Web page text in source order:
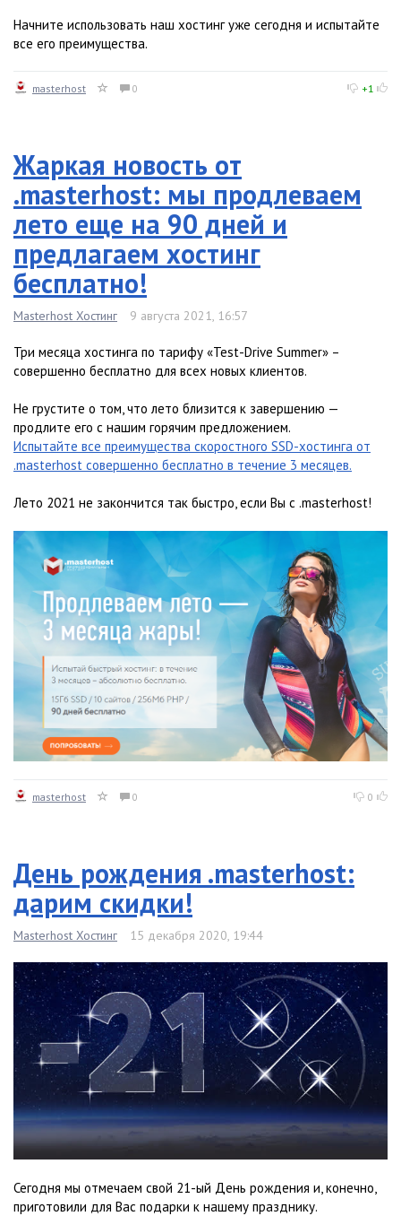
Начните использовать наш хостинг уже сегодня и испытайте
все его преимущества.
masterhost 0 +1
Жаркая новость от
.masterhost: мы продлеваем
лето еще на 90 дней и
предлагаем хостинг
бесплатно!
Masterhost Хостинг 9 августа 2021, 16:57
Три месяца хостинга по тарифу «Test-Drive Summer» –
совершенно бесплатно для всех новых клиентов.
Не грустите о том, что лето близится к завершению —
продлите его с нашим горячим предложением.
Испытайте все преимущества скоростного SSD-хостинга от
.masterhost совершенно бесплатно в течение 3 месяцев.
Лето 2021 не закончится так быстро, если Вы с .masterhost!
masterhost 0 0
День рождения .masterhost:
дарим скидки!
Masterhost Хостинг 15 декабря 2020, 19:44
Сегодня мы отмечаем свой 21-ый День рождения и, конечно,
приготовили для Вас подарки к нашему празднику.